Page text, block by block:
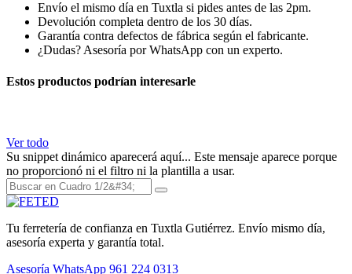
Envío el mismo día en Tuxtla si pides antes de las 2pm.
Devolución completa dentro de los 30 días.
Garantía contra defectos de fábrica según el fabricante.
¿Dudas? Asesoría por WhatsApp con un experto.
Estos productos podrían interesarle
Ver todo
Su snippet dinámico aparecerá aquí... Este mensaje aparece porque
no proporcionó ni el filtro ni la plantilla a usar.
Tu ferretería de confianza en Tuxtla Gutiérrez. Envío mismo día,
asesoría experta y garantía total.
Asesoría WhatsApp 961 224 0313